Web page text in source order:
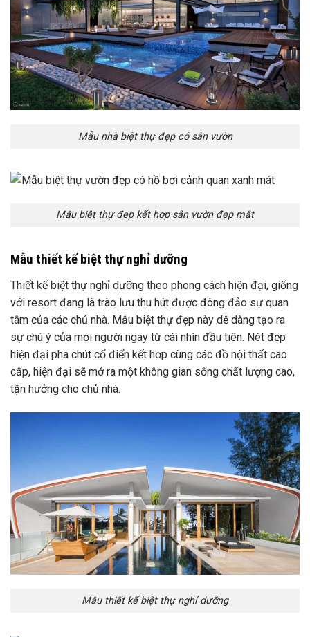
Mẫu nhà biệt thự đẹp có sân vườn
Mẫu biệt thự đẹp kết hợp sân vườn đẹp mắt
Mẫu thiết kế biệt thự nghỉ dưỡng
Thiết kế biệt thự nghỉ dưỡng theo phong cách hiện đại, giống
với resort đang là trào lưu thu hút được đông đảo sự quan
tâm của các chủ nhà. Mẫu biệt thự đẹp này dễ dàng tạo ra
sự chú ý của mọi người ngay từ cái nhìn đầu tiên. Nét đẹp
hiện đại pha chút cổ điển kết hợp cùng các đồ nội thất cao
cấp, hiện đại sẽ mở ra một không gian sống chất lượng cao,
tận hưởng cho chủ nhà.
Mẫu thiết kế biệt thự nghỉ dưỡng